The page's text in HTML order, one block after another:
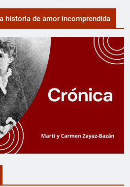
historia de amor incomprendida